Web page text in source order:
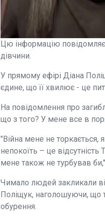
Цю інформацію
дівчини.
У прямому ефірі Діана
єдине, що її хвилює - це
На повідомлення про
що з того? У мене все в
"Війна мене не
непокоїть – це
мене також не турбував
Чимало людей закликали
Поліщук, наголошуючи, що
обурення.